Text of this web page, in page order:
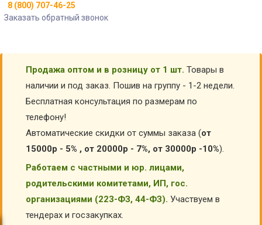
8 (800) 707-46-25
Заказать обратный звонок
Продажа оптом и в розницу от 1 шт. Товары в
наличии и под заказ. Пошив на группу - 1-2 недели.
Бесплатная консультация по размерам по
телефону!
Автоматические скидки от суммы заказа (от
15000р - 5% , от 20000р - 7%, от 30000р -10%).
Работаем с частными и юр. лицами,
родительскими комитетами, ИП, гос.
организациями (223-ФЗ, 44-ФЗ). Участвуем в
тендерах и госзакупках.